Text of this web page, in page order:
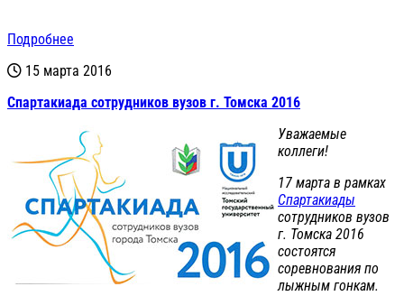
Подробнее
15 марта 2016
Спартакиада сотрудников вузов г. Томска 2016
Уважаемые
коллеги!
17 марта в рамках
Спартакиады
сотрудников вузов
г. Томска 2016
состоятся
соревнования по
лыжным гонкам.